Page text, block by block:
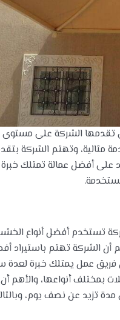
تقدمها الشركة على
مثالية، وتهتم الشركة
على أفضل عمالة تمتلك
تستخدم أفضل أنواع
أن الشركة تهتم باستيراد
عمل يمتلك خبرة لعدة
بمختلف أنواعها، والأهم
تزيد عن نصف يوم،